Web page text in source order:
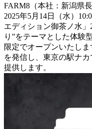
FARM8（本社：新潟県
2025年5月14日（水）
エディション御茶ノ水」
り”をテーマとした体験
限定でオープンいたし
を発信し、東京の駅ナ
提供します。